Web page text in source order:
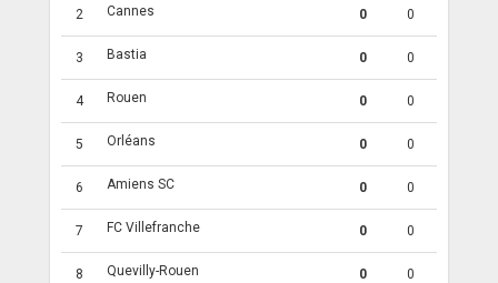
2 Cannes 0 0
3 Bastia 0 0
4 Rouen 0 0
5 Orléans 0 0
6 Amiens SC 0 0
7 FC Villefranche 0 0
8 Quevilly-Rouen 0 0